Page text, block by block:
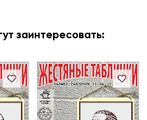
заинтересовать: